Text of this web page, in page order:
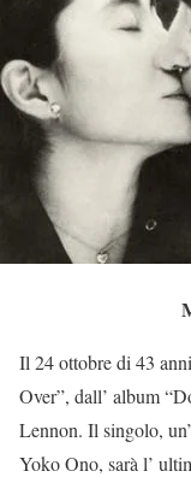
Il 24 ottobre di 43
Over”, dall’ album
Lennon. Il singolo,
Yoko Ono, sarà l’